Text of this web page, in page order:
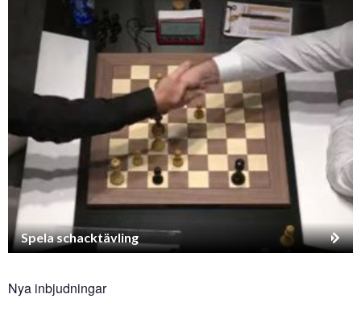
Spela schacktävling
Nya inbjudningar